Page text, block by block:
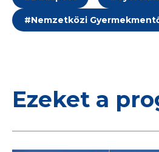
#Nemzetközi
Ezeket a